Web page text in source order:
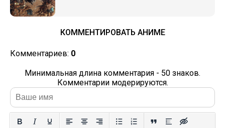
КОММЕНТИРОВАТЬ АНИМЕ
Комментариев: 0
Минимальная длина комментария - 50 знаков.
Комментарии модерируются.